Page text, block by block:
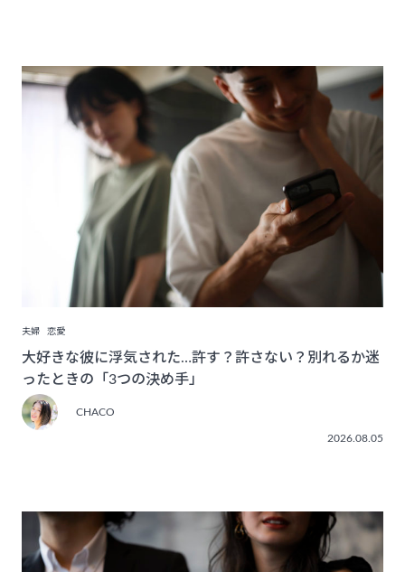
夫婦 恋愛
大好きな彼に浮気された…許す？許さない？別れるか迷
ったときの「3つの決め手」
CHACO
2026.08.05